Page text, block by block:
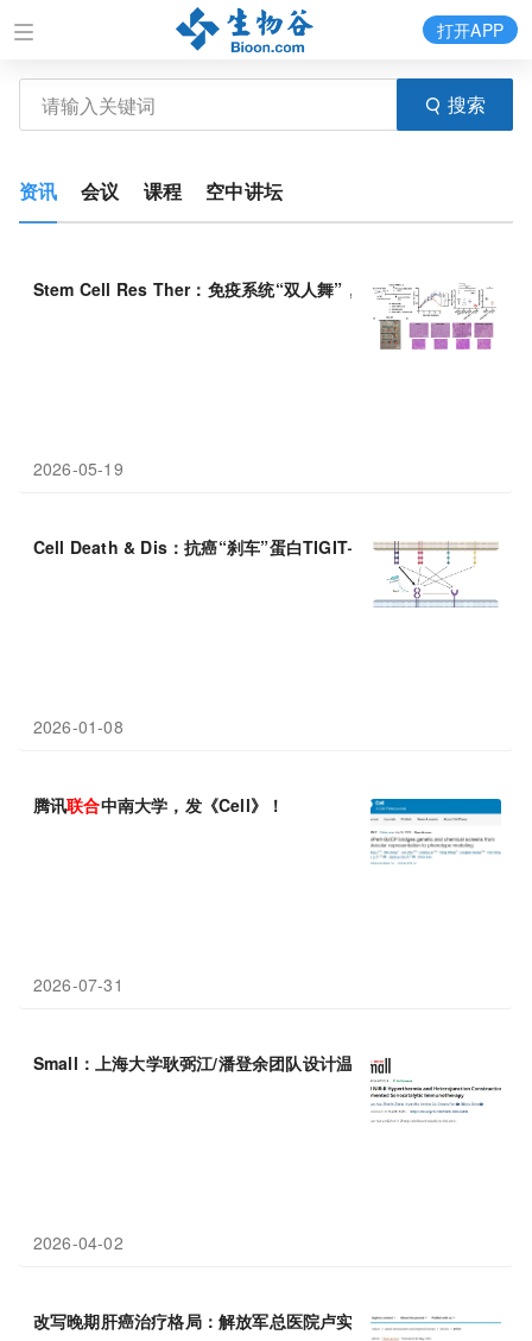
搜索
打开APP
资讯 会议 课程 空中讲坛
Stem Cell Res Ther：免疫系统“双人舞”，新型联合 疗法给癌细
2026-05-19
Cell Death & Dis：抗癌“刹车”蛋白TIGIT——联合治疗能否开启
2026-01-08
腾讯联合中南大学，发《Cell》！
2026-07-31
Small：上海大学耿弼江/潘登余团队设计温和NIR-II热疗
2026-04-02
改写晚期肝癌治疗格局：解放军总医院卢实春团队通过新联合疗法